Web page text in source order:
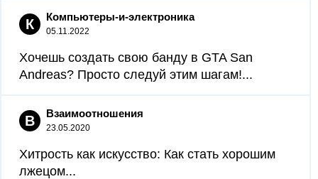
К Компьютеры-и-электроника
05.11.2022
Хочешь создать свою банду в GTA San
Andreas? Просто следуй этим шагам!...
В Взаимоотношения
23.05.2020
Хитрость как искусство: Как стать хорошим
лжецом...